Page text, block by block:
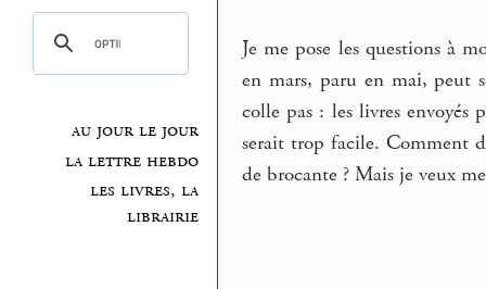
au jour le jour
la lettre hebdo
les livres, la
librairie
Je me pose les questions à
en mars, paru en mai, peut
colle pas : les livres envoyés
serait trop facile. Comment
de brocante ? Mais je veux